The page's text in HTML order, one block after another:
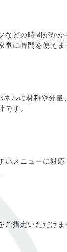
どの時間がか
に時間を使えま
ルに材料や分
す。
メニューに対
指定いただけま